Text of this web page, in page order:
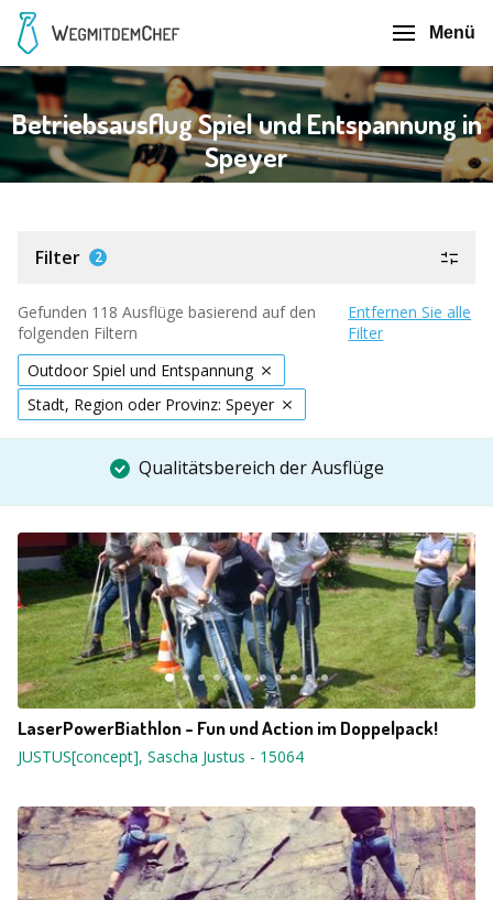
Menü
Betriebsausflug Spiel und Entspannung in
Speyer
Filter 2
Gefunden 118 Ausflüge basierend auf den
folgenden Filtern
Entfernen Sie alle
Filter
Outdoor Spiel und Entspannung
Stadt, Region oder Provinz: Speyer
Qualitätsbereich der Ausflüge
LaserPowerBiathlon - Fun und Action im Doppelpack!
JUSTUS[concept], Sascha Justus - 15064